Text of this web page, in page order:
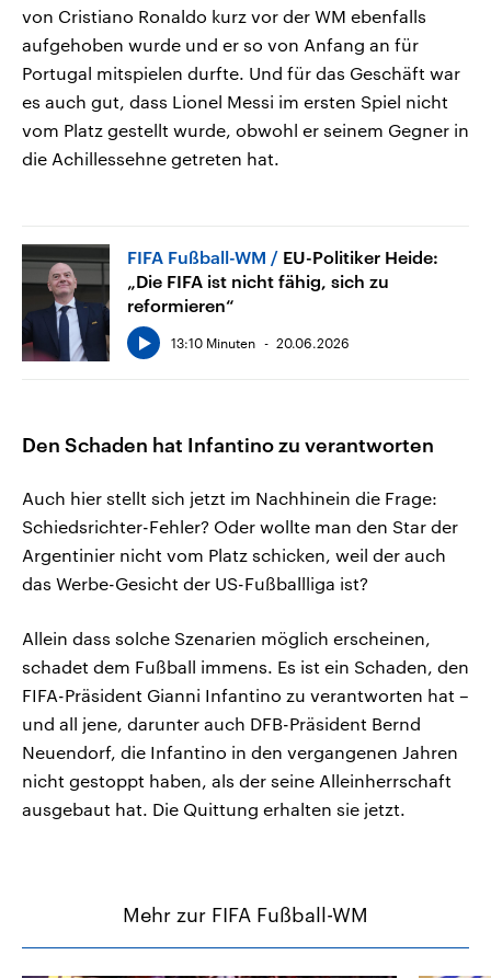
von Cristiano Ronaldo kurz vor der WM ebenfalls
aufgehoben wurde und er so von Anfang an für
Portugal mitspielen durfte. Und für das Geschäft war
es auch gut, dass Lionel Messi im ersten Spiel nicht
vom Platz gestellt wurde, obwohl er seinem Gegner in
die Achillessehne getreten hat.
FIFA Fußball-WM
EU-Politiker Heide:
„Die FIFA ist nicht fähig, sich zu
reformieren“
13:10 Minuten 20.06.2026
Den Schaden hat Infantino zu verantworten
Auch hier stellt sich jetzt im Nachhinein die Frage:
Schiedsrichter-Fehler? Oder wollte man den Star der
Argentinier nicht vom Platz schicken, weil der auch
das Werbe-Gesicht der US-Fußballliga ist?
Allein dass solche Szenarien möglich erscheinen,
schadet dem Fußball immens. Es ist ein Schaden, den
FIFA-Präsident Gianni Infantino zu verantworten hat –
und all jene, darunter auch DFB-Präsident Bernd
Neuendorf, die Infantino in den vergangenen Jahren
nicht gestoppt haben, als der seine Alleinherrschaft
ausgebaut hat. Die Quittung erhalten sie jetzt.
Mehr zur FIFA Fußball-WM